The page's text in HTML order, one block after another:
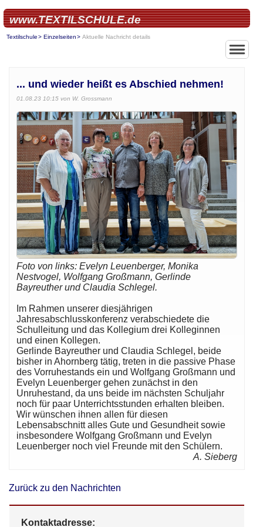
www.TEXTILSCHULE.de
Textilschule Einzelseiten Aktuelle Nachricht details
... und wieder heißt es Abschied nehmen!
01.08.23 10:15 von W. Grossmann
Foto von links: Evelyn Leuenberger, Monika
Nestvogel, Wolfgang Großmann, Gerlinde
Bayreuther und Claudia Schlegel.
Im Rahmen unserer diesjährigen
Jahresabschlusskonferenz verabschiedete die
Schulleitung und das Kollegium drei Kolleginnen
und einen Kollegen.
Gerlinde Bayreuther und Claudia Schlegel, beide
bisher in Ahornberg tätig, treten in die passive Phase
des Vorruhestands ein und Wolfgang Großmann und
Evelyn Leuenberger gehen zunächst in den
Unruhestand, da uns beide im nächsten Schuljahr
noch für paar Unterrichtsstunden erhalten bleiben.
Wir wünschen ihnen allen für diesen
Lebensabschnitt alles Gute und Gesundheit sowie
insbesondere Wolfgang Großmann und Evelyn
Leuenberger noch viel Freunde mit den Schülern.
A. Sieberg
Zurück zu den Nachrichten
Kontaktadresse: